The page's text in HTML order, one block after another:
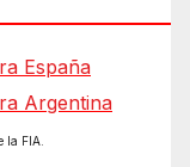
España
Argentina
la FIA.